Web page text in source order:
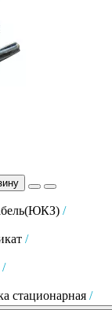
/
/
/
стационарная /